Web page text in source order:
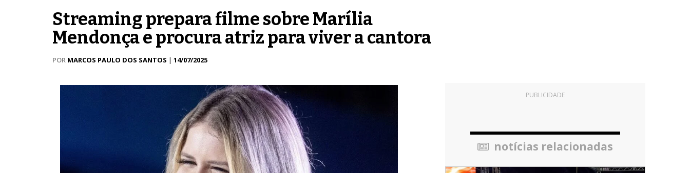
Streaming prepara filme sobre Marília
Mendonça e procura atriz para viver a cantora
POR MARCOS PAULO DOS SANTOS | 14/07/2025
PUBLICIDADE
notícias relacionadas